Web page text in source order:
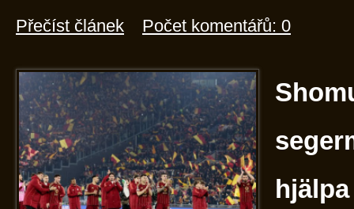
Přečíst článek Počet komentářů: 0